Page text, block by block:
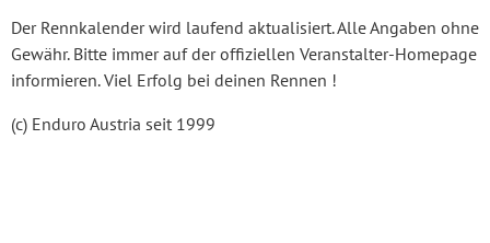
Der Rennkalender wird laufend aktualisiert. Alle Angaben ohne
Gewähr. Bitte immer auf der offiziellen Veranstalter-Homepage
informieren. Viel Erfolg bei deinen Rennen !
(c) Enduro Austria seit 1999